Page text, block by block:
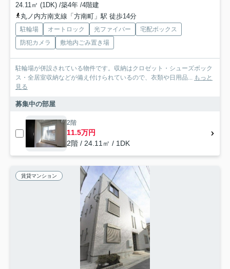
24.11㎡ (1DK) /築4年 /4階建
丸ノ内方南支線「方南町」駅 徒歩14分
駐輪場 オートロック 光ファイバー
宅配ボックス
防犯カメラ
敷地内ごみ置き場
駐輪場が併設されている物件です。収納はクロゼット・シューズボック
ス・全居室収納などが備え付けられているので、衣類や日用品... もっと
見る
募集中の部屋
2階
11.5万円
2階 / 24.11㎡ / 1DK
賃貸マンション